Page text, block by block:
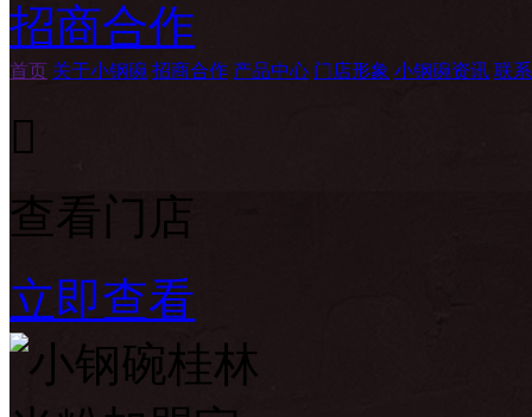
招商合作
首页 关于小钢碗 招商合作 产品中心 门店形象 小钢碗资讯 联

查看门店
立即查看